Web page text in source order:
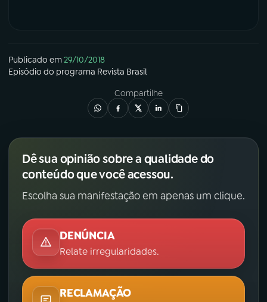
Publicado em29/10/2018
Episódio do programa Revista Brasil
Compartilhe
Dê sua opinião sobre a qualidade do
conteúdo que você acessou.
Escolha sua manifestação em apenas um clique.
DENÚNCIA
Relate irregularidades.
RECLAMAÇÃO